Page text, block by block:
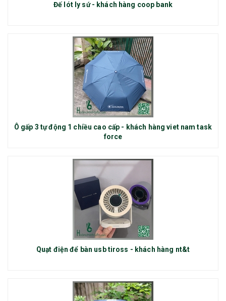
Đế lót ly sứ - khách hàng coop bank
Ô gấp 3 tự động 1 chiều cao cấp - khách hàng viet nam task
force
Quạt điện để bàn usb tiross - khách hàng nt&t